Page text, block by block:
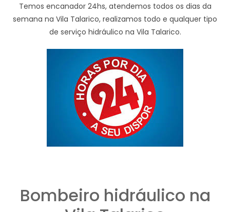
Temos encanador 24hs, atendemos todos os dias da
semana na Vila Talarico, realizamos todo e qualquer tipo
de serviço hidráulico na Vila Talarico.
Bombeiro hidráulico na